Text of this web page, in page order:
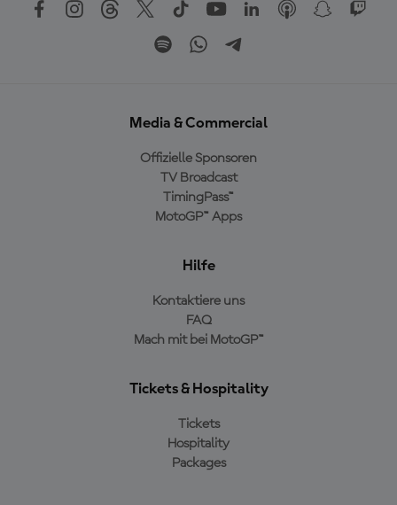
Media & Commercial
Offizielle Sponsoren
TV Broadcast
TimingPass™
MotoGP™ Apps
Hilfe
Kontaktiere uns
FAQ
Mach mit bei MotoGP™
Tickets & Hospitality
Tickets
Hospitality
Packages